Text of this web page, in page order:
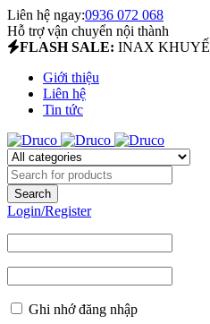
Liên hệ ngay:0936 072 068
Hỗ trợ vận chuyển nội thành
FLASH SALE: INAX
Giới thiệu
Liên hệ
Tin tức
Login/Register
Ghi nhớ đăng nhập